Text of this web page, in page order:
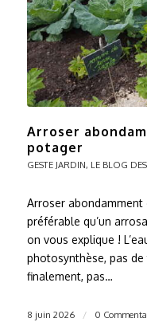
Arroser
potager
GESTE JARDIN, LE BLOG
Arroser
préférable qu’un
on vous explique !
photosynthèse, pas
finalement, pas…
8 juin 2026 / 0